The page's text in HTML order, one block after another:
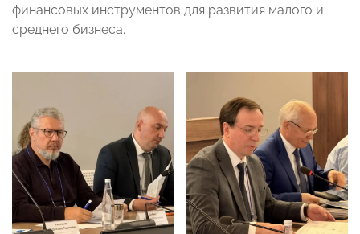
финансовых инструментов для развития малого и
среднего бизнеса.